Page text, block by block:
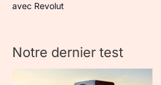
avec Revolut
Notre dernier test